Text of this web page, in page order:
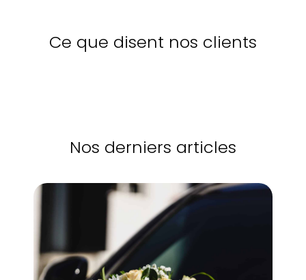
Ce que disent nos clients
Nos derniers articles